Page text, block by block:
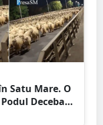
Satu Mare. O
Decebal.